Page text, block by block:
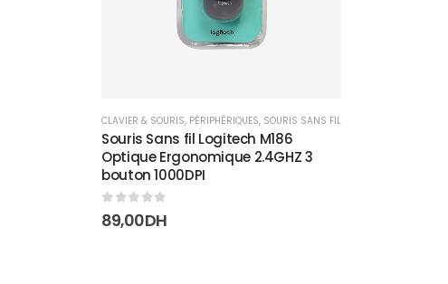
CLAVIER & SOURIS, PÉRIPHÉRIQUES, SOURIS SANS FIL
Souris Sans fil Logitech M186
Optique Ergonomique 2.4GHZ 3
bouton 1000DPI
0sur 5
89,00DH